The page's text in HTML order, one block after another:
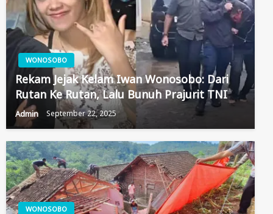
WONOSOBO
Rekam Jejak Kelam Iwan Wonosobo: Dari
Rutan Ke Rutan, Lalu Bunuh Prajurit TNI
Admin September 22, 2025
WONOSOBO